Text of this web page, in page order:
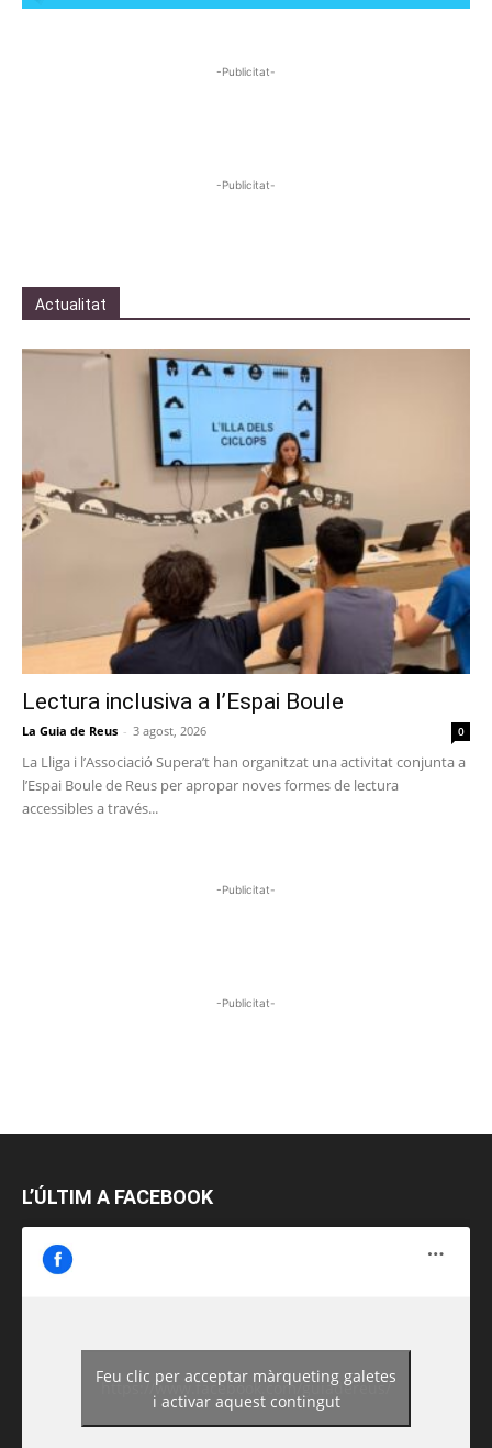
-Publicitat-
-Publicitat-
Actualitat
Lectura inclusiva a l’Espai Boule
La Guia de Reus - 3 agost, 2026 0
La Lliga i l’Associació Supera’t han organitzat una activitat conjunta a
l’Espai Boule de Reus per apropar noves formes de lectura
accessibles a través...
-Publicitat-
-Publicitat-
L’ÚLTIM A FACEBOOK
https://www.facebook.com/guiadereus/
Feu clic per acceptar màrqueting galetes
i activar aquest contingut